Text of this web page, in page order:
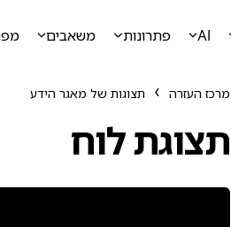
AI פתרונות משאבים
מרכז העזרה תצוגות של מאגר הידע
תצוגת לוח